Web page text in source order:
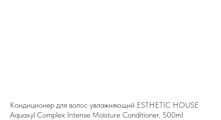
Кондиционер для волос увлажняющий ESTHETIC HOUSE
Aquaxyl Complex Intense Moisture Conditioner, 500ml